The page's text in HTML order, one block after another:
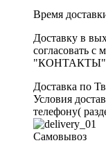
Время
Доставку в
согласовать с
Доставка по
Условия
телефону(
Самовывоз